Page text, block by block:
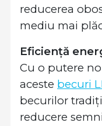
reducerea
mediu mai
Eficiență
Cu o putere
aceste becuri
becurilor
reducere